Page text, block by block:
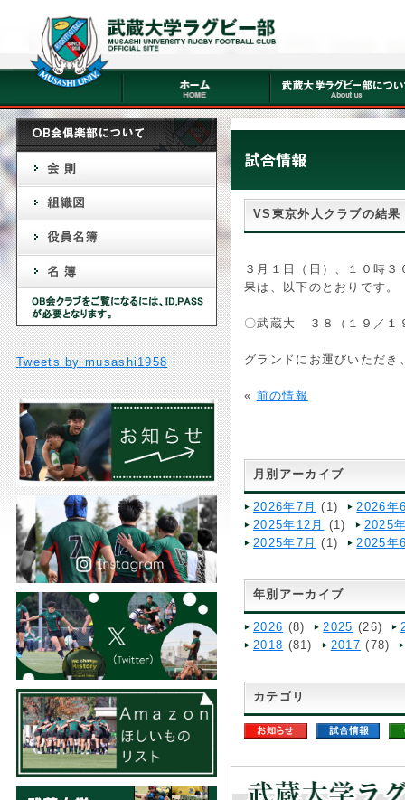
VS東京外人クラブの結果
３月１日（日）、１０時
果は、以下のとおりです。
〇武蔵大 ３８（１９／１
グランドにお運びいただ
« 前の情報
月別アーカイブ
2026年7月 (1)
2026年
2025年12月
(1)
2025
2025年7月 (1) 2025年
年別アーカイブ
2026 (8) 2025 (26)
2018 (81) 2017 (78)
カテゴリ
Tweets by musashi1958